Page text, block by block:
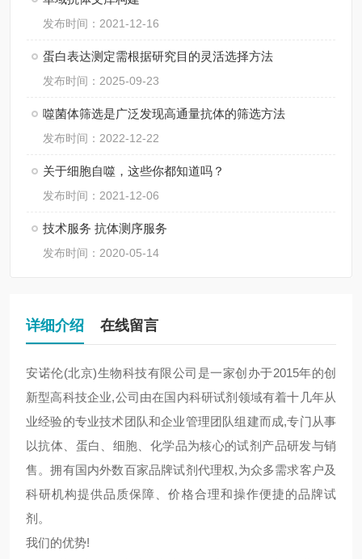
发布时间：2021-12-16
蛋白表达测定需根据研究目的灵活选择方法
发布时间：2025-09-23
噬菌体筛选是广泛发现高通量抗体的筛选方法
发布时间：2022-12-22
关于细胞自噬，这些你都知道吗？
发布时间：2021-12-06
技术服务 抗体测序服务
发布时间：2020-05-14
详细介绍 在线留言
安诺伦(北京)生物科技有限公司是一家创办于2015年的创
新型高科技企业,公司由在国内科研试剂领域有着十几年从
业经验的专业技术团队和企业管理团队组建而成,专门从事
以抗体、蛋白、细胞、化学品为核心的试剂产品研发与销
售。拥有国内外数百家品牌试剂代理权,为众多需求客户及
科研机构提供品质保障、价格合理和操作便捷的品牌试
剂。
我们的优势!